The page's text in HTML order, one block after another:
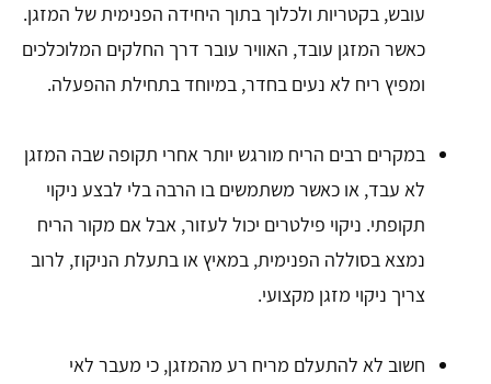
עובש, בקטריות ולכלוך בתוך היחידה הפנימית של המזגן.
כאשר המזגן עובד, האוויר עובר דרך החלקים המלוכלכים
ומפיץ ריח לא נעים בחדר, במיוחד בתחילת ההפעלה.
במקרים רבים הריח מורגש יותר אחרי תקופה שבה המזגן
לא עבד, או כאשר משתמשים בו הרבה בלי לבצע ניקוי
תקופתי. ניקוי פילטרים יכול לעזור, אבל אם מקור הריח
נמצא בסוללה הפנימית, במאיץ או בתעלת הניקוז, לרוב
צריך ניקוי מזגן מקצועי.
חשוב לא להתעלם מריח רע מהמזגן, כי מעבר לאי